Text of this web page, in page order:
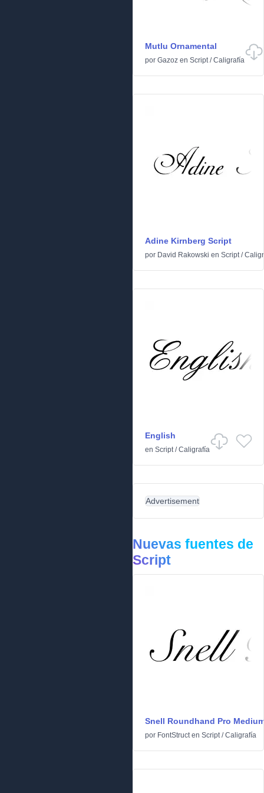
Mutlu Ornamental
por Gazoz en Script/Caligrafía
Adine Kirnberg Script
por David Rakowski en Script/
English
en Script/Caligrafía
Advertisement
Nuevas fuentes de
Script
Snell Roundhand Pro
por FontStructen Script/Caligrafía